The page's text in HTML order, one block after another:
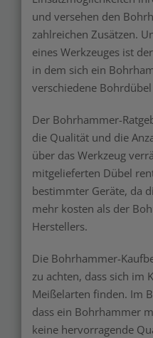
und versehen den
zahlreichen Zusätzen.
eines Werkzeuges ist
in dem sich ein
verschiedene
Der Bohrhammer-
die Qualität und die
über das Werkzeug
mitgelieferten Dübel
bestimmter Geräte, da
mehr kosten als der
Herstellers.
Die Bohrhammer-
zu achten, dass sich im
Meißelarten finden. Im
dass ein Bohrhammer
keine hervorragende